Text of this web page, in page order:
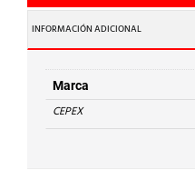
CONEXION
PE
ROSCADA
PVC
d.
2''
cantidad
INFORMACIÓN ADICIONAL
Marca
CEPEX